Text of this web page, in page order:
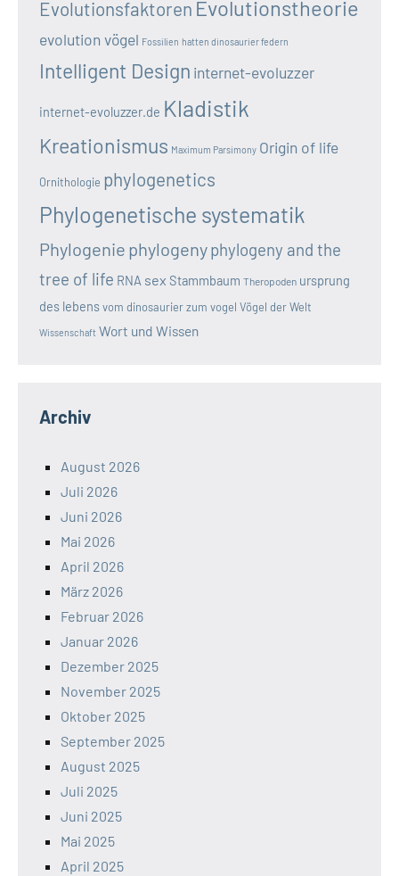
Evolutionsfaktoren Evolutionstheorie
evolution vögel Fossilien hatten dinosaurier federn
Intelligent Design internet-evoluzzer
internet-evoluzzer.de Kladistik
Kreationismus Maximum Parsimony Origin of life
Ornithologie phylogenetics
Phylogenetische systematik
Phylogenie phylogenyphylogeny and the
tree of life RNA sex Stammbaum Theropoden ursprung
des lebensvom dinosaurier zum vogel Vögel der Welt
Wissenschaft Wort und Wissen
Archiv
August 2026
Juli 2026
Juni 2026
Mai 2026
April 2026
März 2026
Februar 2026
Januar 2026
Dezember 2025
November 2025
Oktober 2025
September 2025
August 2025
Juli 2025
Juni 2025
Mai 2025
April 2025